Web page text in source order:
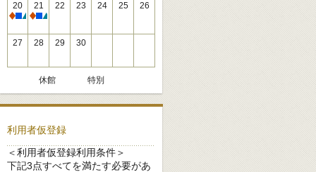
20
休館
21
休館
22 23 24 25 26
27 28 29 30
休館 特別
利用者仮登録
＜利用者仮登録利用条件＞
下記3点すべてを満たす必要があ